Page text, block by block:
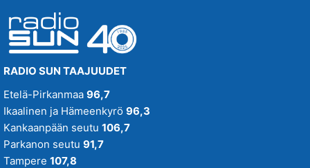
RADIO SUN TAAJUUDET
Etelä-Pirkanmaa 96,7
Ikaalinen ja Hämeenkyrö 96,3
Kankaanpään seutu 106,7
Parkanon seutu 91,7
Tampere 107,8